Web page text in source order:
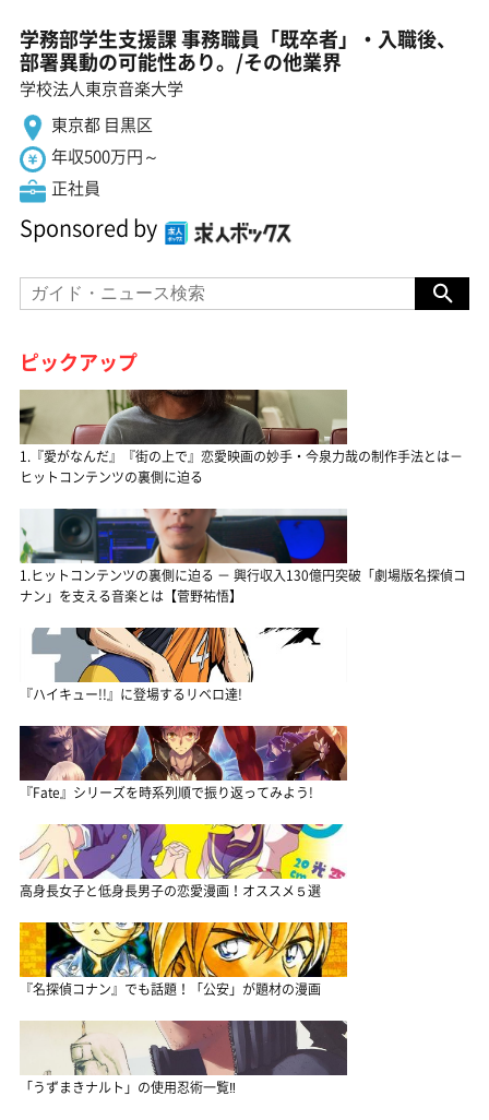
学務部学生支援課 事務職員「既卒者」・入職後、
部署異動の可能性あり。/その他業界
学校法人東京音楽大学
東京都 目黒区
年収500万円～
正社員
Sponsored by
ピックアップ
1.『愛がなんだ』『街の上で』恋愛映画の妙手・今泉力哉の制作手法とは－
ヒットコンテンツの裏側に迫る
1.ヒットコンテンツの裏側に迫る － 興行収入130億円突破「劇場版名探偵コ
ナン」を支える音楽とは【菅野祐悟】
『ハイキュー!!』に登場するリベロ達!
『Fate』シリーズを時系列順で振り返ってみよう!
高身長女子と低身長男子の恋愛漫画！オススメ５選
『名探偵コナン』でも話題！「公安」が題材の漫画
「うずまきナルト」の使用忍術一覧‼